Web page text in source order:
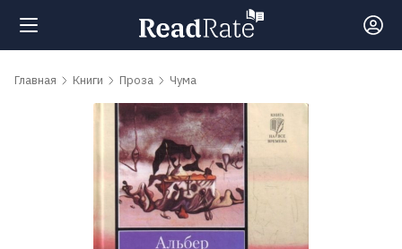
Поиск
Рейтинги
Главная Книги Проза Чума